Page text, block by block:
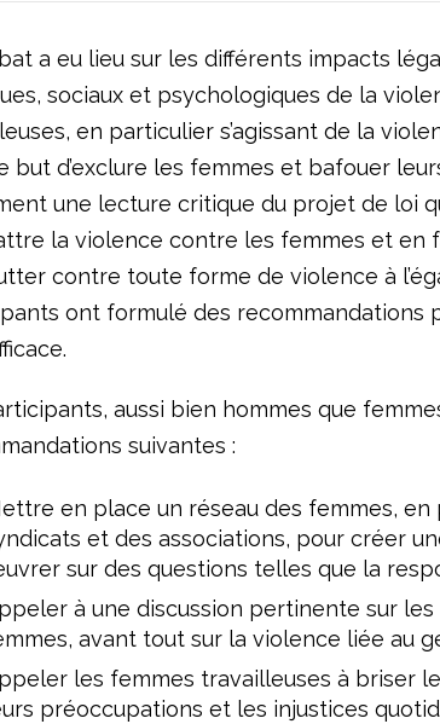
a eu lieu sur les différents impacts
sociaux et psychologiques de la
en particulier s’agissant de la
but d’exclure les femmes et bafouer
une lecture critique du projet de loi
la violence contre les femmes et en
contre toute forme de violence à
ont formulé des recommandations
aussi bien hommes que
suivantes :
en place un réseau des femmes, en
et des associations, pour créer
sur des questions telles que la
à une discussion pertinente sur
avant tout sur la violence liée au
les femmes travailleuses à briser
préoccupations et les injustices